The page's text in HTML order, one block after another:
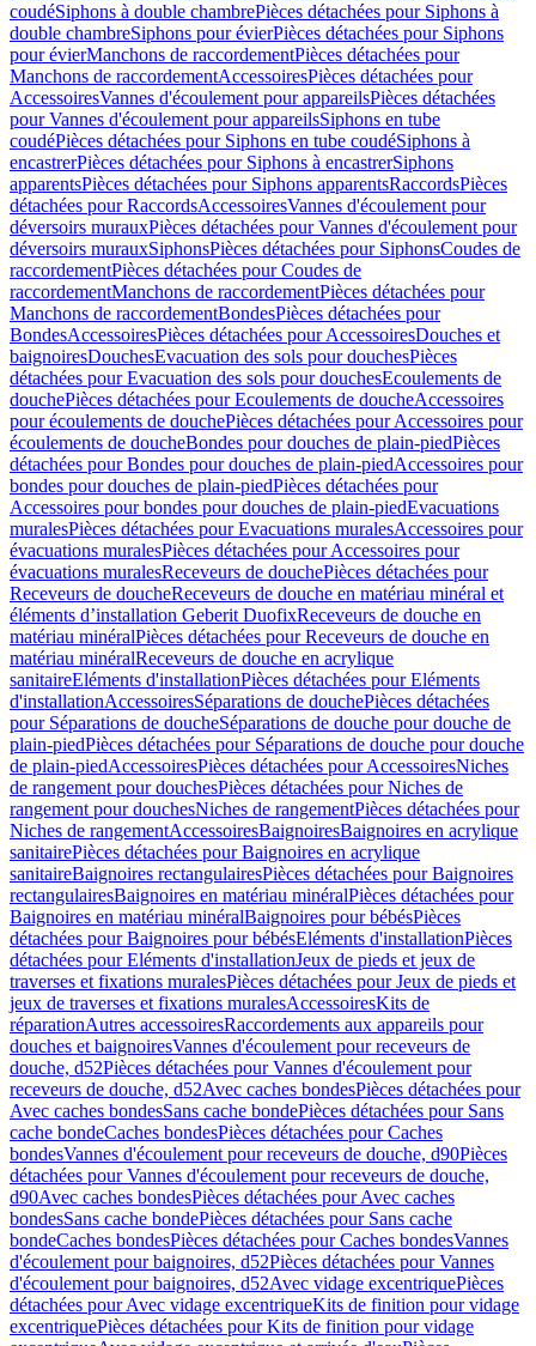
coudéSiphons à double chambrePièces détachées pour Siphons à
double chambreSiphons pour évierPièces détachées pour Siphons
pour évierManchons de raccordementPièces détachées pour
Manchons de raccordementAccessoiresPièces détachées pour
AccessoiresVannes d'écoulement pour appareilsPièces détachées
pour Vannes d'écoulement pour appareilsSiphons en tube
coudéPièces détachées pour Siphons en tube coudéSiphons à
encastrerPièces détachées pour Siphons à encastrerSiphons
apparentsPièces détachées pour Siphons apparentsRaccordsPièces
détachées pour RaccordsAccessoiresVannes d'écoulement pour
déversoirs murauxPièces détachées pour Vannes d'écoulement pour
déversoirs murauxSiphonsPièces détachées pour SiphonsCoudes de
raccordementPièces détachées pour Coudes de
raccordementManchons de raccordementPièces détachées pour
Manchons de raccordementBondesPièces détachées pour
BondesAccessoiresPièces détachées pour AccessoiresDouches et
baignoiresDouchesEvacuation des sols pour douchesPièces
détachées pour Evacuation des sols pour douchesEcoulements de
douchePièces détachées pour Ecoulements de doucheAccessoires
pour écoulements de douchePièces détachées pour Accessoires pour
écoulements de doucheBondes pour douches de plain-piedPièces
détachées pour Bondes pour douches de plain-piedAccessoires pour
bondes pour douches de plain-piedPièces détachées pour
Accessoires pour bondes pour douches de plain-piedEvacuations
muralesPièces détachées pour Evacuations muralesAccessoires pour
évacuations muralesPièces détachées pour Accessoires pour
évacuations muralesReceveurs de douchePièces détachées pour
Receveurs de doucheReceveurs de douche en matériau minéral et
éléments d’installation Geberit DuofixReceveurs de douche en
matériau minéralPièces détachées pour Receveurs de douche en
matériau minéralReceveurs de douche en acrylique
sanitaireEléments d'installationPièces détachées pour Eléments
d'installationAccessoiresSéparations de douchePièces détachées
pour Séparations de doucheSéparations de douche pour douche de
plain-piedPièces détachées pour Séparations de douche pour douche
de plain-piedAccessoiresPièces détachées pour AccessoiresNiches
de rangement pour douchesPièces détachées pour Niches de
rangement pour douchesNiches de rangementPièces détachées pour
Niches de rangementAccessoiresBaignoiresBaignoires en acrylique
sanitairePièces détachées pour Baignoires en acrylique
sanitaireBaignoires rectangulairesPièces détachées pour Baignoires
rectangulairesBaignoires en matériau minéralPièces détachées pour
Baignoires en matériau minéralBaignoires pour bébésPièces
détachées pour Baignoires pour bébésEléments d'installationPièces
détachées pour Eléments d'installationJeux de pieds et jeux de
traverses et fixations muralesPièces détachées pour Jeux de pieds et
jeux de traverses et fixations muralesAccessoiresKits de
réparationAutres accessoiresRaccordements aux appareils pour
douches et baignoiresVannes d'écoulement pour receveurs de
douche, d52Pièces détachées pour Vannes d'écoulement pour
receveurs de douche, d52Avec caches bondesPièces détachées pour
Avec caches bondesSans cache bondePièces détachées pour Sans
cache bondeCaches bondesPièces détachées pour Caches
bondesVannes d'écoulement pour receveurs de douche, d90Pièces
détachées pour Vannes d'écoulement pour receveurs de douche,
d90Avec caches bondesPièces détachées pour Avec caches
bondesSans cache bondePièces détachées pour Sans cache
bondeCaches bondesPièces détachées pour Caches bondesVannes
d'écoulement pour baignoires, d52Pièces détachées pour Vannes
d'écoulement pour baignoires, d52Avec vidage excentriquePièces
détachées pour Avec vidage excentriqueKits de finition pour vidage
excentriquePièces détachées pour Kits de finition pour vidage